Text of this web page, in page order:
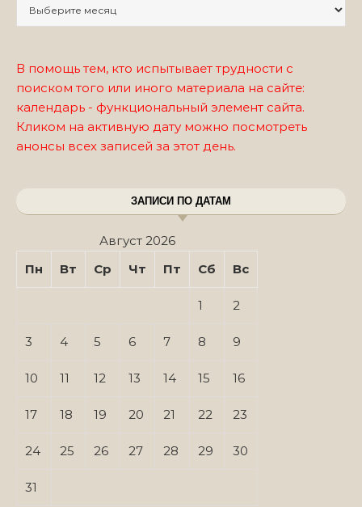
В помощь тем, кто испытывает трудности с
поиском того или иного материала на сайте:
календарь - функциональный элемент сайта.
Кликом на активную дату можно посмотреть
анонсы всех записей за этот день.
ЗАПИСИ ПО ДАТАМ
Август 2026
Пн
Вт Ср Чт Пт Сб Вс
1 2
3 4 5 6 7 8 9
10 11 12 13 14 15 16
17 18 19 20 21 22 23
24 25 26 27 28 29 30
31